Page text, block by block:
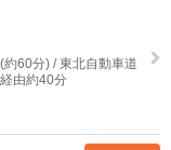
60分) / 東北自動車道
由約40分